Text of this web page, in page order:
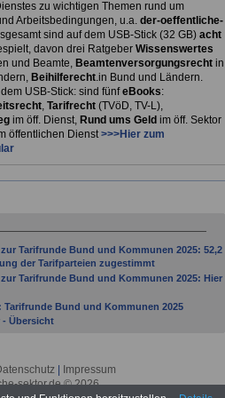
zu wichtigen Themen rund um
Arbeitsbedingungen, u.a. der-oeffentliche-
sind auf dem USB-Stick (32 GB) acht
davon drei Ratgeber Wissenswertes
und Beamte, Beamtenversorgungsrechtin
Beihilferecht.in Bund und Ländern.
USB-Stick: sind fünfeBooks:
, Tarifrecht(TVöD, TV-L),
im öff. Dienst, Rund ums Geld im öff. Sektor
öffentlichen Dienst>>>Hier zum
Tarifrunde Bund und Kommunen 2025: 52,2
der Tarifparteien zugestimmt
Tarifrunde Bund und Kommunen 2025: Hier
Bund und Kommunen 2025
Übersicht
2016
52. Jahrestagung des DBB in Köln eröffnet:
Sanierung der Staatsfinanzen; 10.01.2011
Impressum
sektor.de © 2026